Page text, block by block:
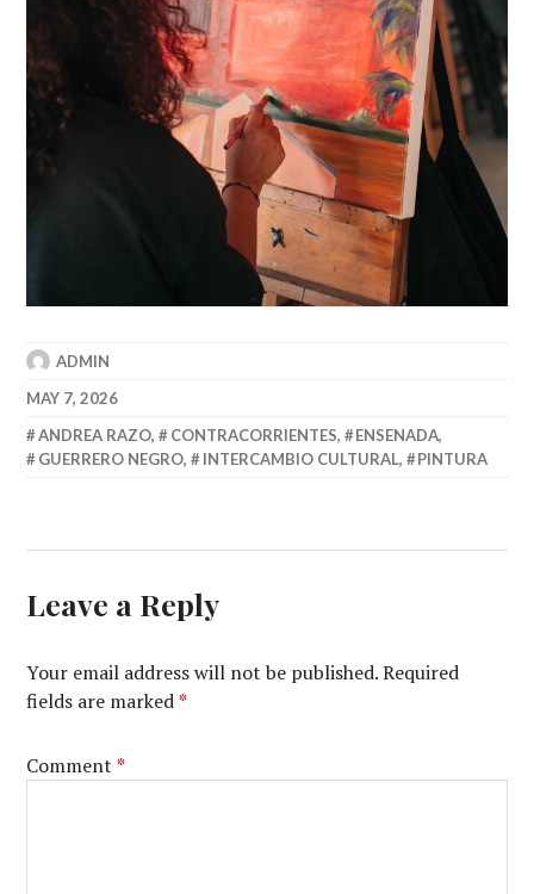
ADMIN
MAY 7, 2026
ANDREA RAZO, CONTRACORRIENTES, ENSENADA,
GUERRERO NEGRO, INTERCAMBIO CULTURAL, PINTURA
Leave a Reply
Your email address will not be published. Required
fields are marked*
Comment*